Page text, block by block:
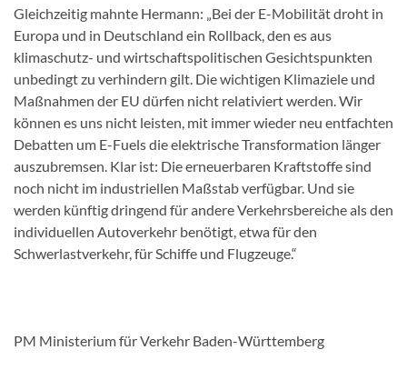
Gleichzeitig mahnte Hermann: „Bei der E-Mobilität droht in
Europa und in Deutschland ein Rollback, den es aus
klimaschutz- und wirtschaftspolitischen Gesichtspunkten
unbedingt zu verhindern gilt. Die wichtigen Klimaziele und
Maßnahmen der EU dürfen nicht relativiert werden. Wir
können es uns nicht leisten, mit immer wieder neu entfachten
Debatten um E-Fuels die elektrische Transformation länger
auszubremsen. Klar ist: Die erneuerbaren Kraftstoffe sind
noch nicht im industriellen Maßstab verfügbar. Und sie
werden künftig dringend für andere Verkehrsbereiche als den
individuellen Autoverkehr benötigt, etwa für den
Schwerlastverkehr, für Schiffe und Flugzeuge.“
PM Ministerium für Verkehr Baden-Württemberg